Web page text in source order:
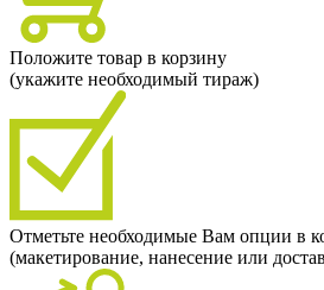
Положите товар в корзину
(укажите необходимый тираж)
Отметьте необходимые Вам опции в
(макетирование, нанесение или